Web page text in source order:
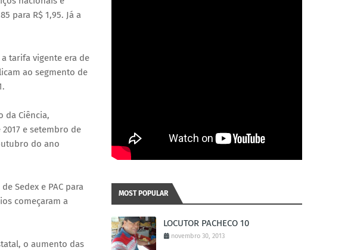
para R$ 1,95. Já a
tarifa vigente era de
ao segmento de
da Ciência,
e setembro de
do ano
Sedex e PAC para
começaram a
o aumento das
MOST POPULAR
LOCUTOR PACHECO 10
novembro 30, 2013